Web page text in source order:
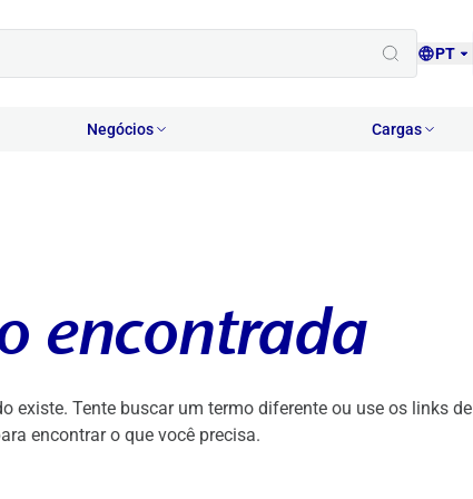
PT
Negócios Cargas
encontrada
existe. Tente buscar um termo diferente ou use os links de
encontrar o que você precisa.